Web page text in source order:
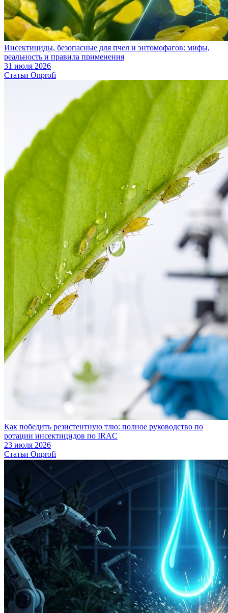
Инсектициды, безопасные для пчел и энтомофагов: мифы,
реальность и правила применения
31 июля 2026
Статьи Onprofi
Как победить резистентную тлю: полное руководство по
ротации инсектицидов по IRAC
23 июля 2026
Статьи Onprofi